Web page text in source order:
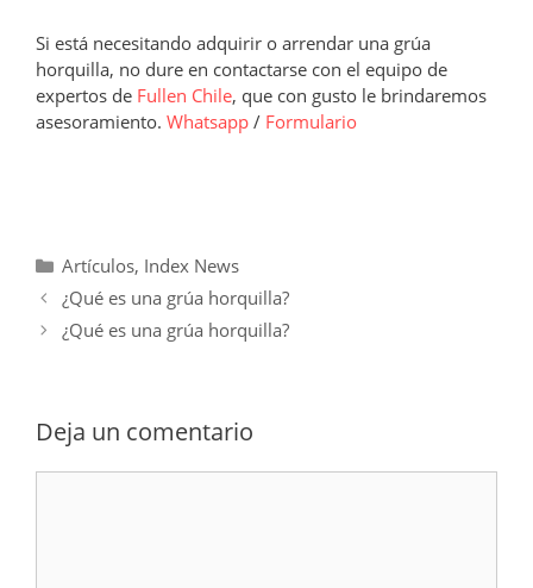
Si está necesitando adquirir o arrendar una grúa
horquilla, no dure en contactarse con el equipo de
expertos de Fullen Chile, que con gusto le brindaremos
asesoramiento. Whatsapp / Formulario
Categorías
Artículos, Index News
¿Qué es una grúa horquilla?
¿Qué es una grúa horquilla?
Deja un comentario